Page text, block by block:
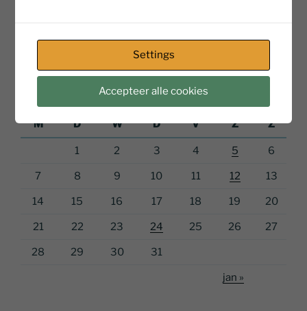
BERICHTEN KALENDER
M
D W D V Z Z
1 2 3 4 5 6
7 8 9 10 11 12 13
14 15 16 17 18 19 20
21 22 23 24 25 26 27
28 29 30 31
jan »
Settings
Accepteer alle cookies